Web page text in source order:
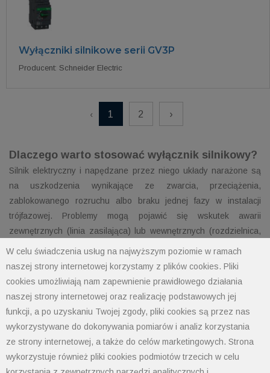
W celu świadczenia usług na najwyższym poziomie w ramach
naszej strony internetowej korzystamy z plików cookies. Pliki
cookies umożliwiają nam zapewnienie prawidłowego działania
naszej strony internetowej oraz realizację podstawowych jej
funkcji, a po uzyskaniu Twojej zgody, pliki cookies są przez nas
wykorzystywane do dokonywania pomiarów i analiz korzystania
ze strony internetowej, a także do celów marketingowych. Strona
wykorzystuje również pliki cookies podmiotów trzecich w celu
Wyłączniki silnikowe serii GV3P
Producent: Schneider Electric
‹ 1 2 ›
Dlaczego warto stosować wyłącznik silnikowy?
Silnik elektryczny i napędzane przez niego układy narażone są
na uszkodzenia wynikające ze zwarcia, przeciążenia,
zablokowanego rozruchu albo braku jednej fazy w instalacji
trójfazowej. Problemy mogą pojawić się wskutek awarii
zewnętrznych (linia zasilająca) lub wewnętrznych (rozdzielnica,
okablowanie). Potencjalnym szkodom można łatwo zapobiec –
instalując wyłącznik silnikowy, potocznie zwany przeciążeniówką
lub termikiem.
W e-polimet oferujemy sprawdzone wyłączniki silnikowe oraz
akcesoria do nich, pochodzące od renomowanych producentów:
Schneider Electric, ABB i Lovato Electric.
Jak działa wyłącznik silnikowy